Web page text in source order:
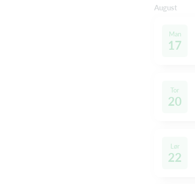
August
Man
17
Tor
20
Lør
22